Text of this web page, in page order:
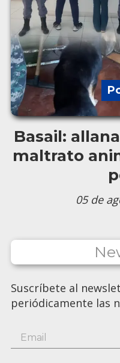
Basail:
maltrato
05 de
Suscríbete al
periódicamente las